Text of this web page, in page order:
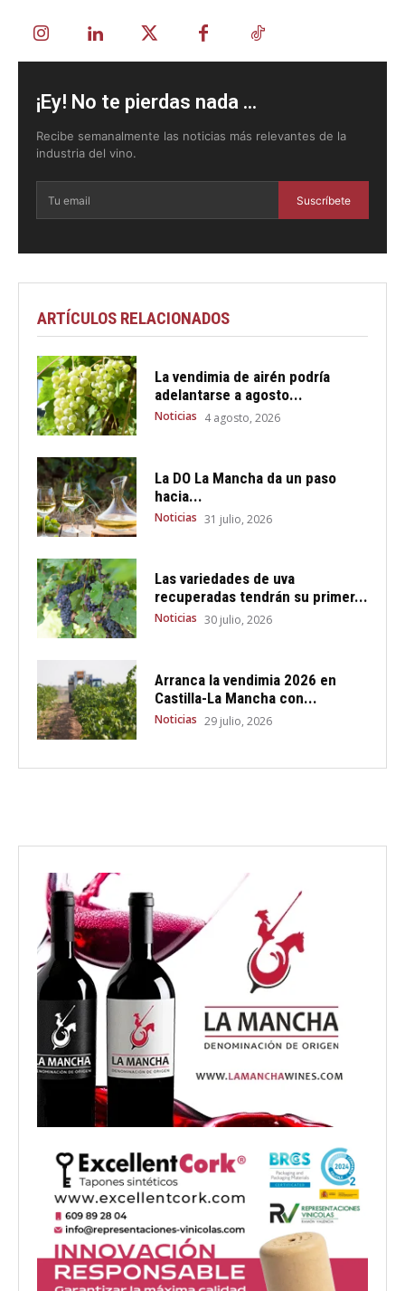
¡Ey! No te pierdas nada ...
Recibe semanalmente las noticias más relevantes de la
industria del vino.
Suscríbete
ARTÍCULOS RELACIONADOS
La vendimia de airén podría
adelantarse a agosto...
Noticias 4 agosto, 2026
La DO La Mancha da un paso
hacia...
Noticias 31 julio, 2026
Las variedades de uva
recuperadas tendrán su primer...
Noticias 30 julio, 2026
Arranca la vendimia 2026 en
Castilla-La Mancha con...
Noticias 29 julio, 2026